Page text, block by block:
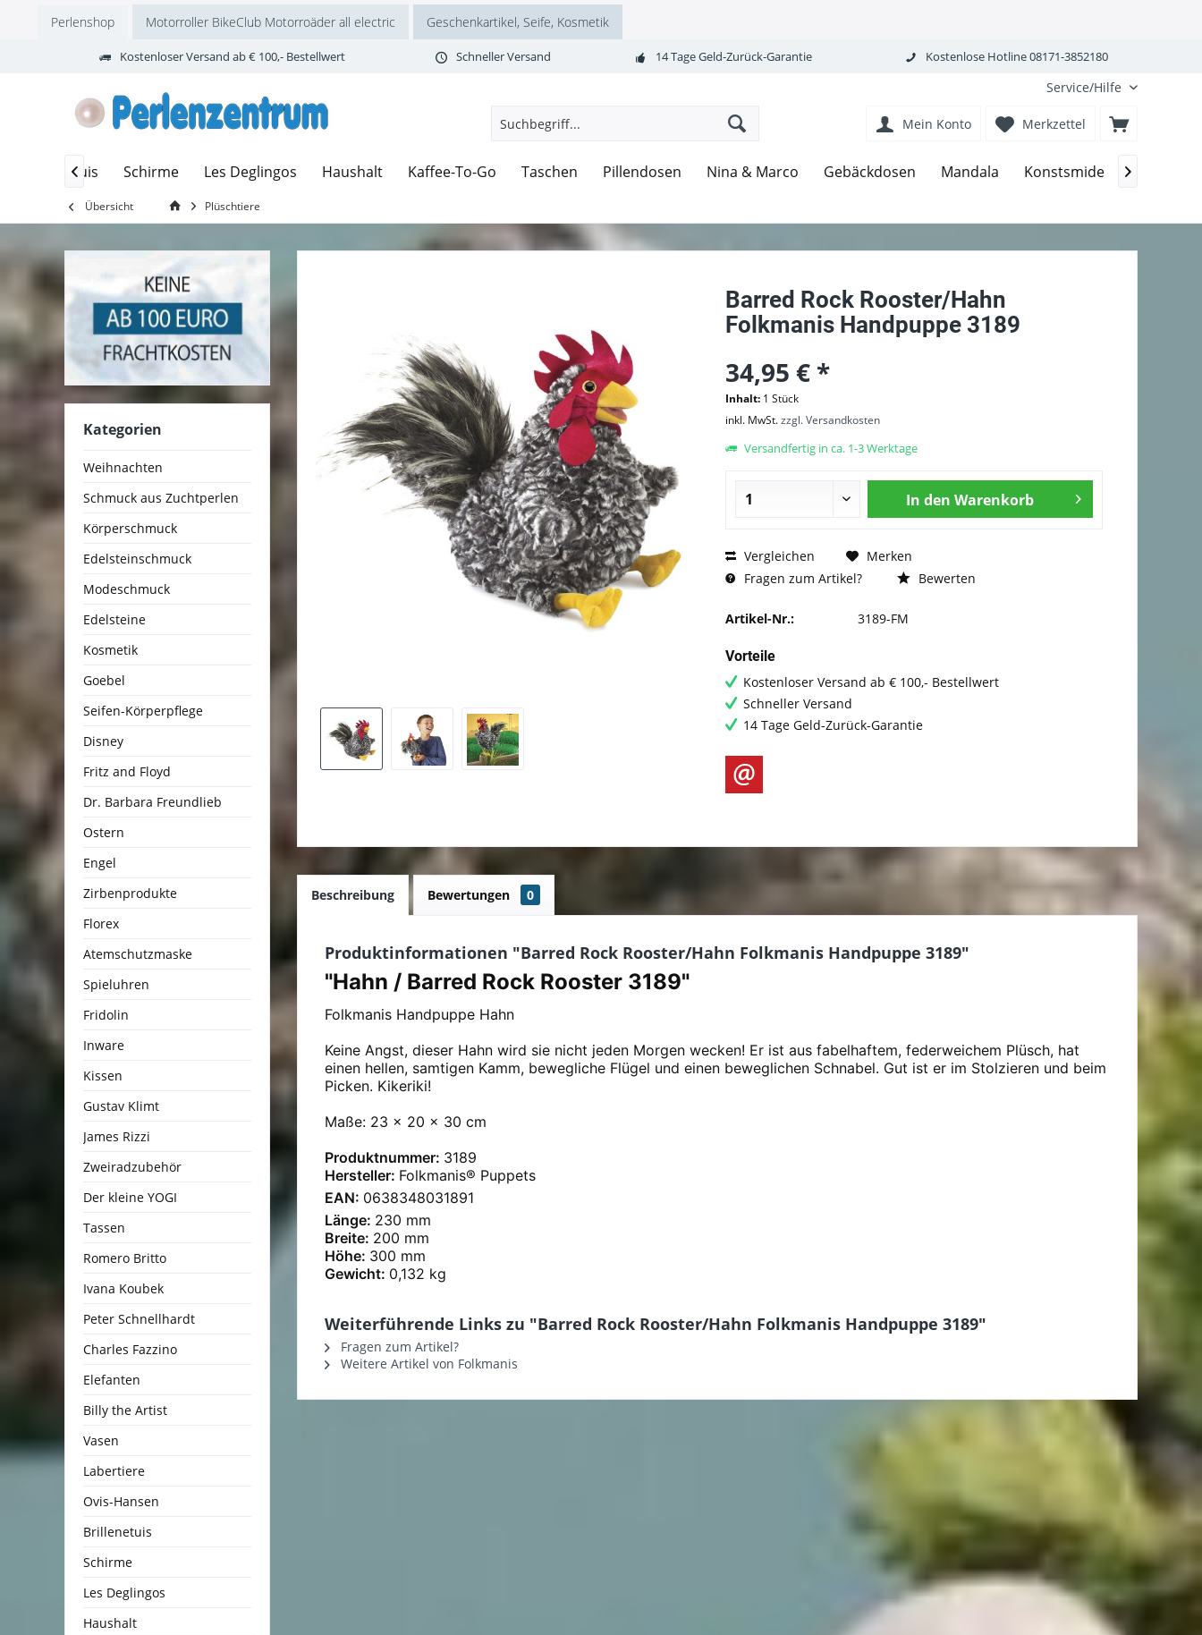
Perlenshop Motorroller BikeClub Motorroäder all electric Geschenkartikel, Seife, Kosmetik
Kostenloser Versand ab € 100,- Bestellwert Schneller Versand 14 Tage Geld-Zurück-Garantie Kostenlose Hotline 08171-3852180
Service/Hilfe
Merkzettel
Mein Konto
Brillenetuis Schirme Les Deglingos Haushalt Kaffee-To-Go Taschen Pillendosen Nina & Marco Gebäckdosen Mandala Konstsmide Carmani
 
Übersicht Plüschtiere
Kategorien
Weihnachten
Schmuck aus Zuchtperlen
Körperschmuck
Edelsteinschmuck
Modeschmuck
Edelsteine
Kosmetik
Goebel
Seifen-Körperpflege
Disney
Fritz and Floyd
Dr. Barbara Freundlieb
Ostern
Engel
Zirbenprodukte
Florex
Atemschutzmaske
Spieluhren
Fridolin
Inware
Kissen
Gustav Klimt
James Rizzi
Zweiradzubehör
Der kleine YOGI
Tassen
Romero Britto
Ivana Koubek
Peter Schnellhardt
Charles Fazzino
Elefanten
Billy the Artist
Vasen
Labertiere
Ovis-Hansen
Brillenetuis
Schirme
Les Deglingos
Haushalt
Barred Rock Rooster/Hahn
Folkmanis Handpuppe 3189
34,95 € *
Inhalt: 1 Stück
inkl. MwSt.zzgl. Versandkosten
Versandfertig in ca. 1-3 Werktage
In den Warenkorb
Vergleichen
Merken
Fragen zum Artikel?
Bewerten
Artikel-Nr.: 3189-FM
Vorteile
Kostenloser Versand ab € 100,- Bestellwert
Schneller Versand
14 Tage Geld-Zurück-Garantie
Beschreibung Bewertungen 0
Produktinformationen "Barred Rock Rooster/Hahn Folkmanis Handpuppe 3189"
"Hahn / Barred Rock Rooster 3189"
Folkmanis Handpuppe Hahn
Keine Angst, dieser Hahn wird sie nicht jeden Morgen wecken! Er ist aus fabelhaftem, federweichem Plüsch, hat
einen hellen, samtigen Kamm, bewegliche Flügel und einen beweglichen Schnabel. Gut ist er im Stolzieren und beim
Picken. Kikeriki!
Maße: 23 x 20 x 30 cm
Produktnummer: 3189
Hersteller: Folkmanis® Puppets
EAN: 0638348031891
Länge: 230 mm
Breite: 200 mm
Höhe: 300 mm
Gewicht: 0,132 kg
Weiterführende Links zu "Barred Rock Rooster/Hahn Folkmanis Handpuppe 3189"
Fragen zum Artikel?
Weitere Artikel von Folkmanis